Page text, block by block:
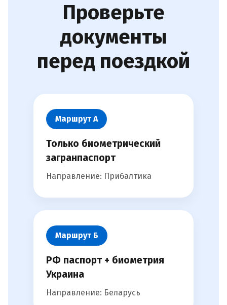
Проверьте
документы
перед поездкой
Маршрут А
Только биометрический
загранпаспорт
Направление: Прибалтика
Маршрут Б
РФ паспорт + биометрия
Украина
Направление: Беларусь